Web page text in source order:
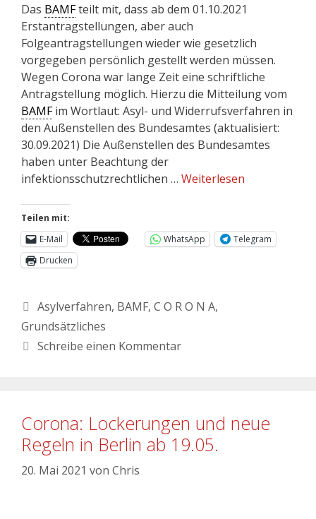
Das BAMFteilt mit, dass ab dem 01.10.2021
Erstantragstellungen, aber auch
Folgeantragstellungen wieder wie gesetzlich
vorgegeben persönlich gestellt werden müssen.
Wegen Corona war lange Zeit eine schriftliche
Antragstellung möglich. Hierzu die Mitteilung vom
BAMFim Wortlaut: Asyl- und Widerrufsverfahren in
den Außenstellen des Bundesamtes (aktualisiert:
30.09.2021) Die Außenstellen des Bundesamtes
haben unter Beachtung der
infektionsschutzrechtlichen … Weiterlesen
Teilen mit:
E-Mail
WhatsApp
Telegram
Drucken
Asylverfahren, BAMF, C O R O N A,
Grundsätzliches
Schreibe einen Kommentar
Corona: Lockerungen und neue
Regeln in Berlin ab 19.05.
20. Mai 2021 von Chris